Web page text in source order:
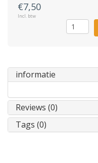
€7,50
Incl. btw
informatie
Reviews (0)
Tags (0)